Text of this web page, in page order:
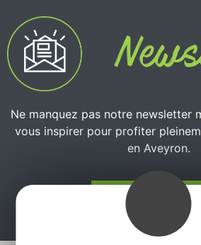
Ne manquez pas notre newsletter
vous inspirer pour profiter
en Aveyron.
Je m'abonne ici